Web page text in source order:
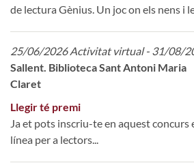
de lectura Gènius. Un joc on els nens i
25/06/2026 Activitat virtual - 31/08/
Sallent. Biblioteca Sant Antoni Maria
Claret
Llegir té premi
Ja et pots inscriu-te en aquest concurs
línea per a lectors...